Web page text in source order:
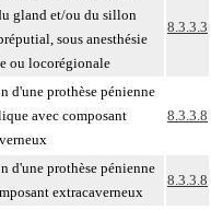
gland et/ou du sillon
sous anesthésie
ou locorégionale
8.3.3.3
d'une prothèse pénienne
avec composant
8.3.3.8
d'une prothèse pénienne
extracaverneux
8.3.3.8